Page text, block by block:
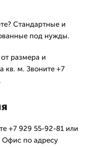
Стандартные и
под нужды.
размера и
кв. м. Звоните +7
+7 929 55-92-81 или
Офис по адресу